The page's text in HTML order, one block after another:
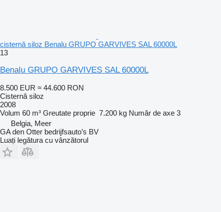
cisternă siloz Benalu GRUPO GARVIVES SAL 60000L
13
Benalu GRUPO GARVIVES SAL 60000L
8.500 EUR ≈ 44.600 RON
Cisternă siloz
2008
Volum 60 m³ Greutate proprie 7.200 kg Număr de axe 3
Belgia, Meer
GA den Otter bedrijfsauto’s BV
Luați legătura cu vânzătorul